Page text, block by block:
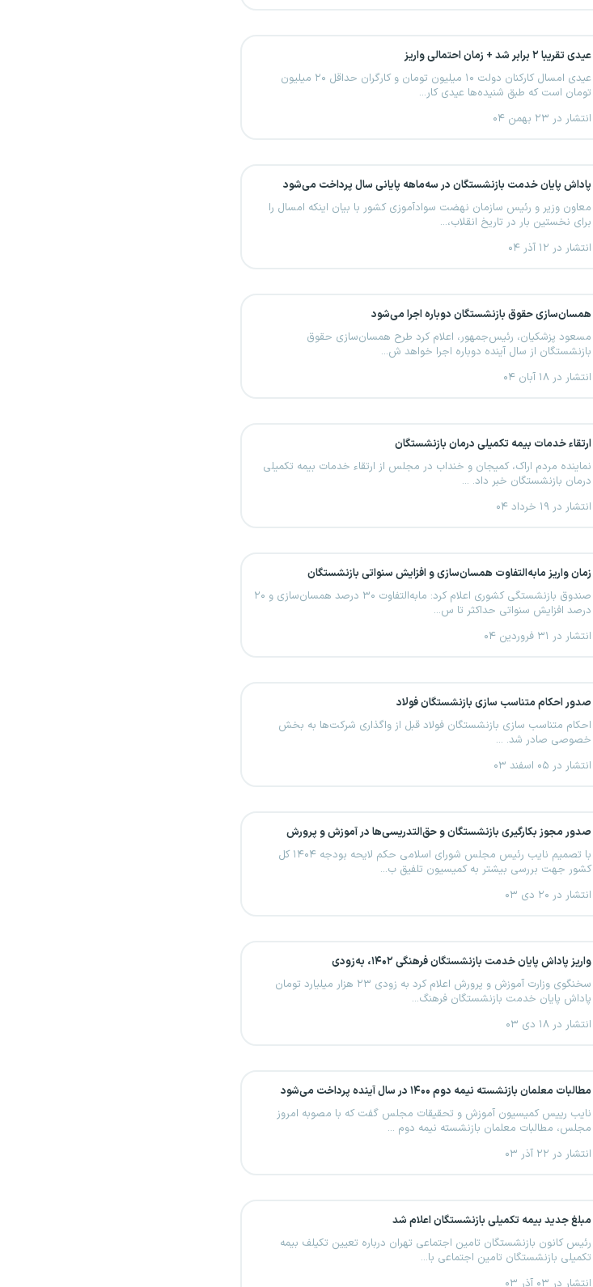
عیدی تقریبا ۲ برابر شد + زمان احتمالی واریز
عیدی امسال کارکنان دولت ۱۰ میلیون تومان و کارگران حداقل ۲۰ میلیون
تومان است که طبق شنیده‌ها عیدی کار...
انتشار در ۲۳ بهمن ۰۴
پاداش پایان خدمت بازنشستگان در سه‌ماهه پایانی سال پرداخت می‌شود
معاون وزیر و رئیس سازمان نهضت سوادآموزی کشور با بیان اینکه امسال را
برای نخستین بار در تاریخ انقلاب،...
انتشار در ۱۲ آذر ۰۴
همسان‌سازی حقوق بازنشستگان دوباره اجرا می‌شود
مسعود پزشکیان، رئیس‌جمهور، اعلام کرد طرح همسان‌سازی حقوق
بازنشستگان از سال آینده دوباره اجرا خواهد ش...
انتشار در ۱۸ آبان ۰۴
ارتقاء خدمات بیمه تکمیلی درمان بازنشستگان
نماینده مردم اراک، کمیجان و خنداب در مجلس از ارتقاء خدمات بیمه تکمیلی
درمان بازنشستگان خبر داد. ...
انتشار در ۱۹ خرداد ۰۴
زمان واریز مابه‌التفاوت همسان‌سازی و افزایش سنواتی بازنشستگان
صندوق بازنشستگی کشوری اعلام کرد: مابه‌التفاوت ۳۰ درصد همسان‌سازی و ۲۰
درصد افزایش سنواتی حداکثر تا س...
انتشار در ۳۱ فروردین ۰۴
صدور احکام متناسب سازی بازنشستگان فولاد
احکام متناسب سازی بازنشستگان فولاد قبل از واگذاری شرکت‌ها به بخش
خصوصی صادر شد. ...
انتشار در ۰۵ اسفند ۰۳
صدور مجوز بکارگیری بازنشستگان و حق‌التدریسی‌ها در آموزش و پرورش
با تصمیم نایب رئیس مجلس شورای اسلامی حکم لایحه بودجه ۱۴۰۴ کل
کشور جهت بررسی بیشتر به کمیسیون تلفیق ب...
انتشار در ۲۰ دی ۰۳
واریز پاداش پایان خدمت بازنشستگان فرهنگی ۱۴۰۲، به‌زودی
سخنگوی وزارت آموزش و پرورش اعلام کرد به زودی ۲۳ هزار میلیارد تومان
پاداش پایان خدمت بازنشستگان فرهنگ...
انتشار در ۱۸ دی ۰۳
مطالبات معلمان بازنشسته نیمه دوم ۱۴۰۰ در سال آینده پرداخت می‌شود
نایب رییس کمیسیون آموزش و تحقیقات مجلس گفت که با مصوبه امروز
مجلس، مطالبات معلمان بازنشسته نیمه دوم ...
انتشار در ۲۲ آذر ۰۳
مبلغ جدید بیمه تکمیلی بازنشستگان اعلام شد
رئیس کانون بازنشستگان تامین اجتماعی تهران درباره تعیین تکیلف بیمه
تکمیلی بازنشستگان تامین اجتماعی با...
انتشار در ۰۳ آذر ۰۳